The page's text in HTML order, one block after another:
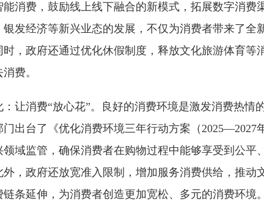
消费，鼓励线上线下融合的新模式，拓展数字消费
发经济等新兴业态的发展，不仅为消费者带来了全
，政府还通过优化休假制度，释放文化旅游体育等
费。
让消费“放心花”。良好的消费环境是激发消费热情
出台了《优化消费环境三年行动方案（2025—2027
域监管，确保消费者在购物过程中能够享受到公平
，政府还放宽准入限制，增加服务消费供给，推动
条延伸，为消费者创造更加宽松、多元的消费环境。